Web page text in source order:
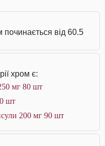
починається від 60.5
хром є:
мг 80 шт
шт
200 мг 90 шт